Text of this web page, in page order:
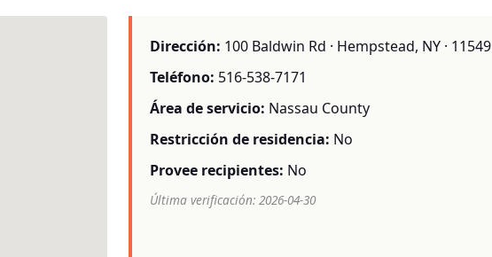
Dirección: 100 Baldwin Rd · Hempstead, NY · 11549
Teléfono: 516-538-7171
Área de servicio: Nassau County
Restricción de residencia: No
Provee recipientes: No
Última verificación: 2026-04-30